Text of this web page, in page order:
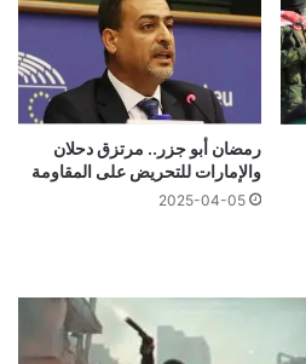
رمضان أبو جزر.. مرتزق دحلان
والإمارات للتحريض على المقاومة
2025-04-05